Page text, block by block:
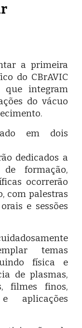
a primeira
do CBrAVIC
que integram
do vácuo
em dois
dedicados a
formação,
ocorrerão
com palestras
e sessões
temas
física e
de plasmas,
filmes finos,
aplicações